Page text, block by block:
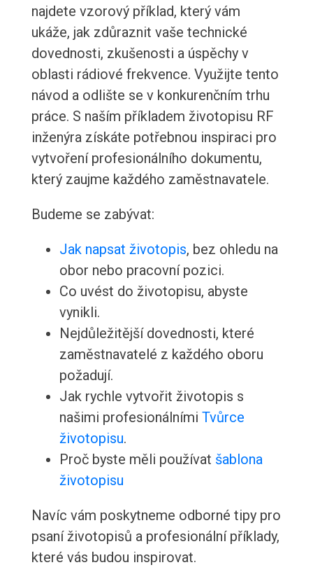
najdete vzorový příklad, který vám
ukáže, jak zdůraznit vaše technické
dovednosti, zkušenosti a úspěchy v
oblasti rádiové frekvence. Využijte tento
návod a odlište se v konkurenčním trhu
práce. S naším příkladem životopisu RF
inženýra získáte potřebnou inspiraci pro
vytvoření profesionálního dokumentu,
který zaujme každého zaměstnavatele.
Budeme se zabývat:
Jak napsat životopis, bez ohledu na
obor nebo pracovní pozici.
Co uvést do životopisu, abyste
vynikli.
Nejdůležitější dovednosti, které
zaměstnavatelé z každého oboru
požadují.
Jak rychle vytvořit životopis s
našimi profesionálními Tvůrce
životopisu.
Proč byste měli používat šablona
životopisu
Navíc vám poskytneme odborné tipy pro
psaní životopisů a profesionální příklady,
které vás budou inspirovat.